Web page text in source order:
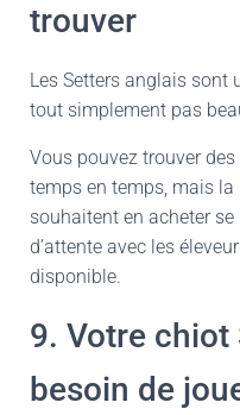
trouver
Les Setters anglais sont
tout simplement pas
Vous pouvez trouver
temps en temps, mais
souhaitent en acheter
d’attente avec les
disponible.
9. Votre chiot
besoin de